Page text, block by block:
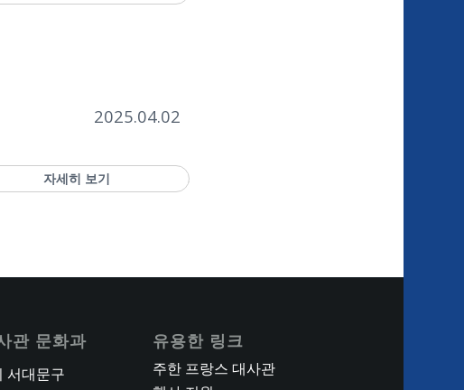
2025.04.02
자세히 보기
관 문화과
서대문구
유용한 링크
주한 프랑스 대사관